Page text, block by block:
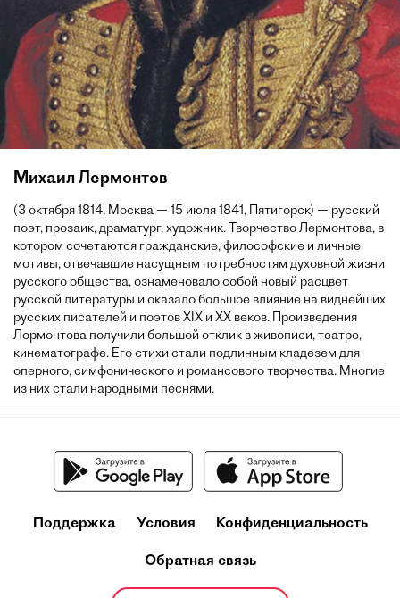
Михаил Лермонтов
(3 октября 1814, Москва — 15 июля 1841, Пятигорск) — русский
поэт, прозаик, драматург, художник. Творчество Лермонтова, в
котором сочетаются гражданские, философские и личные
мотивы, отвечавшие насущным потребностям духовной жизни
русского общества, ознаменовало собой новый расцвет
русской литературы и оказало большое влияние на виднейших
русских писателей и поэтов XIX и XX веков. Произведения
Лермонтова получили большой отклик в живописи, театре,
кинематографе. Его стихи стали подлинным кладезем для
оперного, симфонического и романсового творчества. Многие
из них стали народными песнями.
Поддержка Условия Конфиденциальность
Обратная связь